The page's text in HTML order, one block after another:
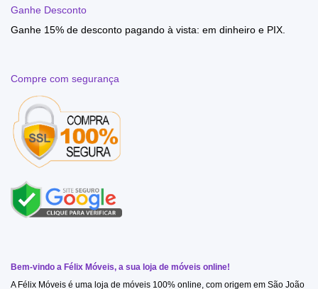
Ganhe Desconto
Ganhe 15% de desconto pagando à vista: em dinheiro e PIX.
Compre com segurança
Bem-vindo a Félix Móveis, a sua loja de móveis online!
A Félix Móveis é uma loja de móveis 100% online, com origem em São João